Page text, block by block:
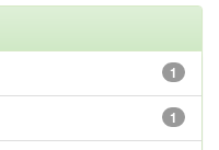
1
1